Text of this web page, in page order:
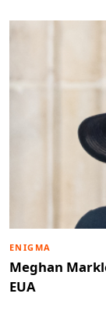
ENIGMA
Meghan
EUA